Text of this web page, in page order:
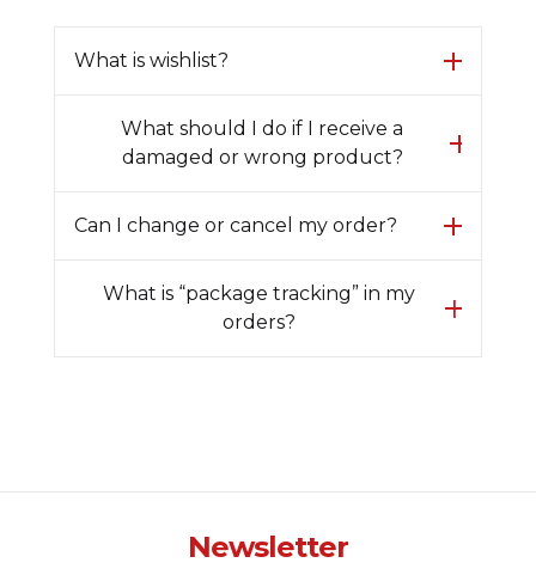
What is wishlist?
What should I do if I receive a
damaged or wrong product?
Can I change or cancel my order?
What is “package tracking” in my
orders?
Newsletter